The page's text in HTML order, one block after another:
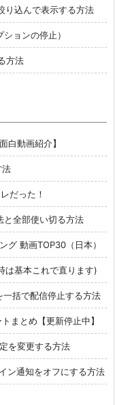
り込んで表示する方法
ョンの停止）
方法
白動画紹介】
法
だった！
と全部使い切る方法
グ 動画TOP30（日本）
は基本これで直ります)
括で配信停止する方法
まとめ【更新停止中】
を変更する方法
ン通知をオフにする方法